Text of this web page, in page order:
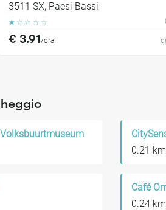
3511 SX, Paesi Bassi
☆ ☆ ☆ ☆ ☆
€ 3.91/ora
0.21 km
Café
0.24 km